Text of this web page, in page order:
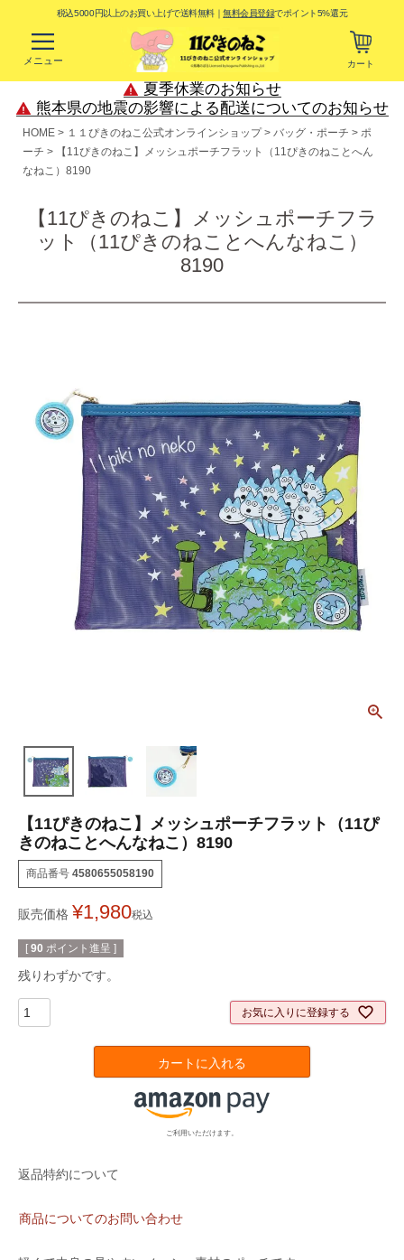
税込5000円以上のお買い上げで送料無料｜無料会員登録でポイント5%還元
メニュー カート
夏季休業のお知らせ
熊本県の地震の影響による配送についてのお知らせ
HOME １１ぴきのねこ公式オンラインショップ バッグ・ポーチ
ポ
ーチ
【11ぴきのねこ】メッシュポーチフラット（11ぴきのねことへん
なねこ）8190
【11ぴきのねこ】メッシュポーチフラ
ット（11ぴきのねことへんなねこ）
8190
【11ぴきのねこ】メッシュポーチフラット（11ぴ
きのねことへんなねこ）8190
商品番号 4580655058190
販売価格 ¥1,980税込
[ 90 ポイント進呈 ]
残りわずかです。
お気に入りに登録する
カートに入れる
ご利用いただけます。
返品特約について
商品についてのお問い合わせ